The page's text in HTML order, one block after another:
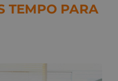
TEMPO PARA